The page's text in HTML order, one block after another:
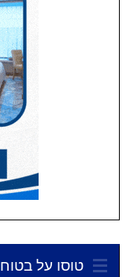
טוסו על בטוח